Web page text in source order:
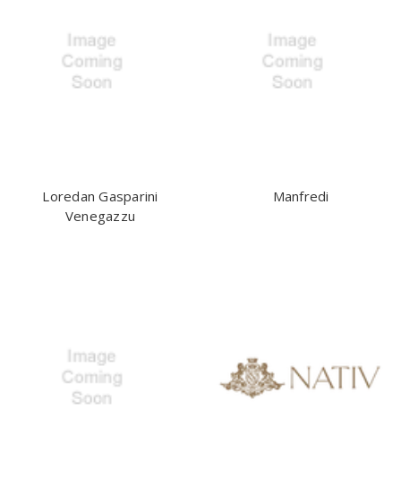
Loredan Gasparini
Venegazzu
Manfredi